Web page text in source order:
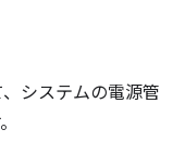
システムの電源管